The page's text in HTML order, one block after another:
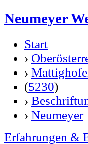
Neumeyer
Start
›
›
(5230)
›
› Neumeyer
Erfahrungen &